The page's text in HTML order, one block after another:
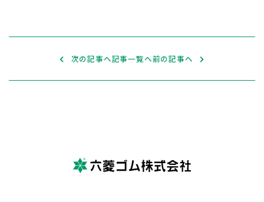
次の記事へ記事一覧へ前の記事へ